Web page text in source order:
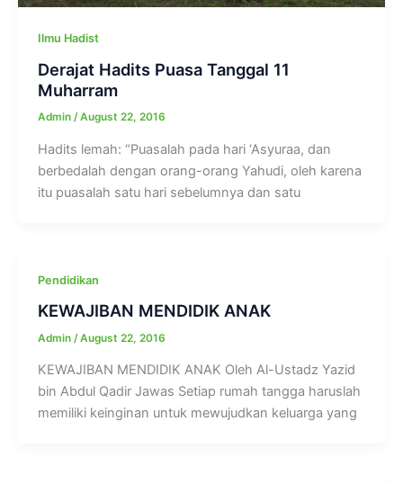
Ilmu Hadist
Derajat Hadits Puasa Tanggal 11
Muharram
Admin /August 22, 2016
Hadits lemah: “Puasalah pada hari ‘Asyuraa, dan
berbedalah dengan orang-orang Yahudi, oleh karena
itu puasalah satu hari sebelumnya dan satu
Pendidikan
KEWAJIBAN MENDIDIK ANAK
Admin /August 22, 2016
KEWAJIBAN MENDIDIK ANAK Oleh Al-Ustadz Yazid
bin Abdul Qadir Jawas Setiap rumah tangga haruslah
memiliki keinginan untuk mewujudkan keluarga yang